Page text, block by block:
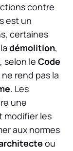
contre
est un
certaines
démolition,
selon le Code
rend pas la
. Les
une
modifier les
aux normes
ou